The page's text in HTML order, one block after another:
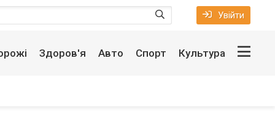
Увійти
Здоров'я Авто Спорт Культура